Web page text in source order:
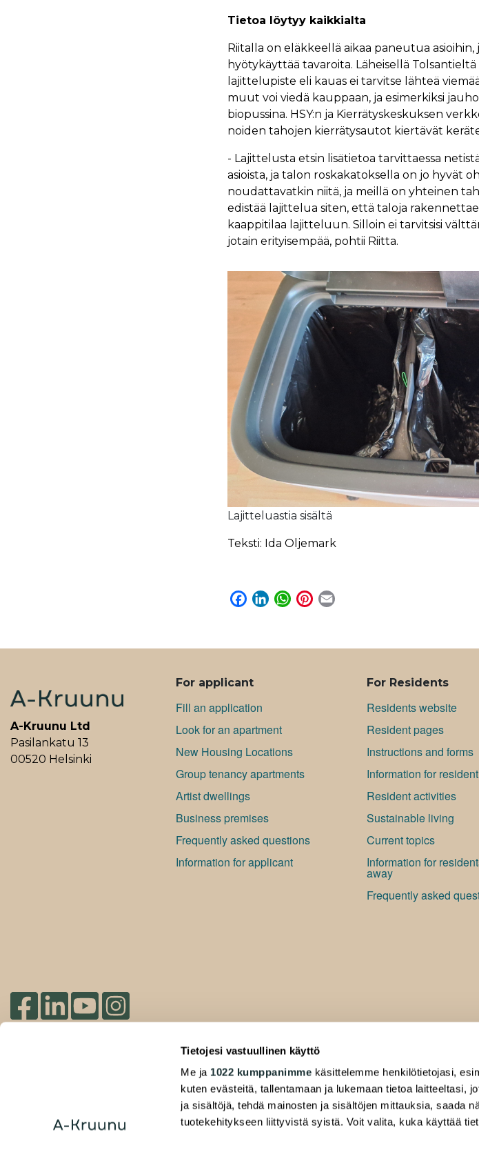
Tietojesi vastuullinen käyttö
Me ja 1022 kumppanimme käsittelemme henkilötietojasi,
kuten evästeitä, tallentamaan ja lukemaan tietoa laitteeltasi,
ja sisältöjä, tehdä mainosten ja sisältöjen mittauksia, saada
tuotekehitykseen liittyvistä syistä. Voit valita, kuka käyttää
Tietoa löytyy kaikkialta
Riitalla on eläkkeellä aikaa paneutua
hyötykäyttää tavaroita. Läheisellä
lajittelupiste eli kauas ei tarvitse lähteä
muut voi viedä kauppaan, ja esimerkiksi
biopussina. HSY:n ja Kierrätyskeskuksen
noiden tahojen kierrätysautot kiertävät
- Lajittelusta etsin lisätietoa tarvittaessa
asioista, ja talon roskakatoksella on jo hyvät
noudattavatkin niitä, ja meillä on yhteinen
edistää lajittelua siten, että taloja
kaappitilaa lajitteluun. Silloin ei tarvitsisi
jotain erityisempää, pohtii Riitta.
Lajitteluastia sisältä
Teksti: Ida Oljemark
F
e
o
k
L
k
W
t
P
t
E
i
A-Kruunu Ltd
Pasilankatu 13
00520 Helsinki
ALAVALIKKO
For applicant
Fill an application
Look for an apartment
New Housing Locations
Group tenancy apartments
Artist dwellings
Bu­si­ness premises
Frequently asked questions
Information for applicant
For Residents
Residents website
Resident pages
Instructions and forms
Information for resident
Resident activities
Sustainable living
Current topics
Information for
away
Frequently asked
2026 Duuilo Oy – © A-Kruunu Oy –